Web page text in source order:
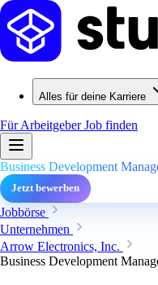
Alles für deine Karriere
Für ArbeitgeberJob finden
Business Development
Jetzt bewerben
Jobbörse
Unternehmen
Arrow Electronics, Inc.
Business Development